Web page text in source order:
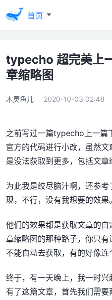
首页
typecho 超完美上
章缩略图
木灵鱼儿 2020-10-03 02:48
之前写过一篇typecho上一篇
官方的代码进行小改，虽然
是没法获取到更多，包括文章
为此我是绞尽脑汁啊，还参
现，不行，没有我想要的效果。
他们的效果都是获取文章的
章缩略图的那种路子，你只
不能自动去获取，有的好像连
终于，有一天晚上，我一时
有了这篇文章，首先我们需